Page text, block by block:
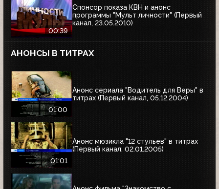
00:39
Спонсор показа КВН и анонс
программы "Мульт личности" (Первый
канал, 23.05.2010)
АНОНСЫ В ТИТРАХ
01:00
Анонс сериала "Водитель для Веры" в
титрах (Первый канал, 05.12.2004)
01:01
Анонс мюзикла "12 стульев" в титрах
(Первый канал, 02.01.2005)